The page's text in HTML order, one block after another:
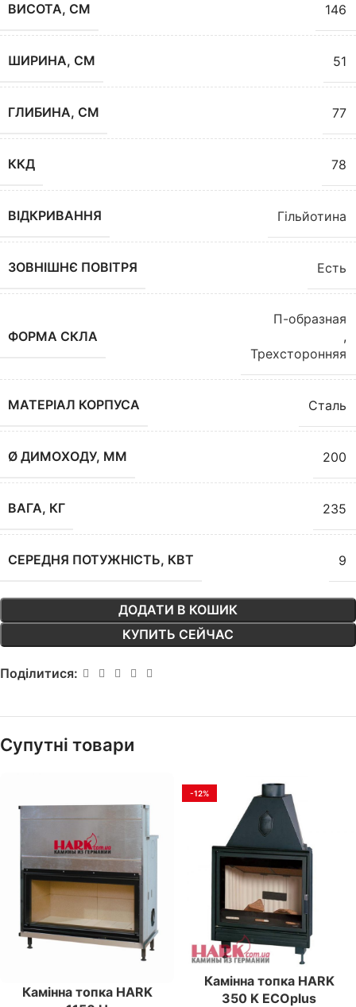
ВИСОТА, СМ 146
ШИРИНА, СМ 51
ГЛИБИНА, СМ 77
ККД 78
ВІДКРИВАННЯ Гільйотина
ЗОВНІШНЄ ПОВІТРЯ Есть
ФОРМА СКЛА
П-образная
,
Трехсторонняя
МАТЕРІАЛ КОРПУСА Сталь
Ø ДИМОХОДУ, ММ 200
ВАГА, КГ 235
СЕРЕДНЯ ПОТУЖНІСТЬ, КВТ 9
ДОДАТИ В КОШИК
КУПИТЬ СЕЙЧАС
Поділитися:
Супутні товари
Камінна топка HARK
-12%
Камінна топка HARK
350 K ECOplus